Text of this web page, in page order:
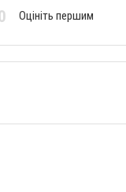
Оцініть першим